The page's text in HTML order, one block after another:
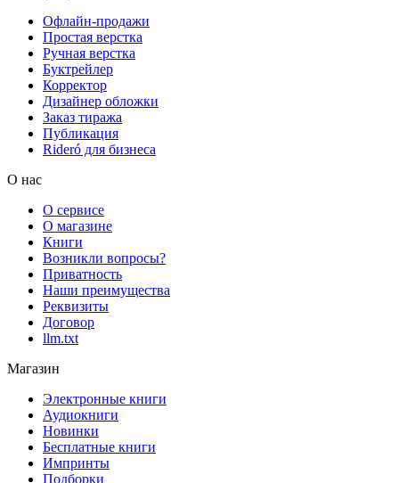
Офлайн-продажи
Простая верстка
Ручная верстка
Буктрейлер
Корректор
Дизайнер обложки
Заказ тиража
Публикация
Rideró для бизнеса
О нас
О сервисе
О магазине
Книги
Возникли вопросы?
Приватность
Наши преимущества
Реквизиты
Договор
llm.txt
Магазин
Электронные книги
Аудиокниги
Новинки
Бесплатные книги
Импринты
Подборки